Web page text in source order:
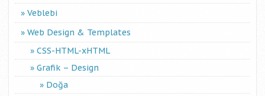
Veblebi
Web Design & Templates
CSS-HTML-xHTML
Grafik – Design
Doğa